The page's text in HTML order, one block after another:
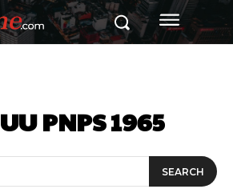
UU PNPS 1965
SEARCH